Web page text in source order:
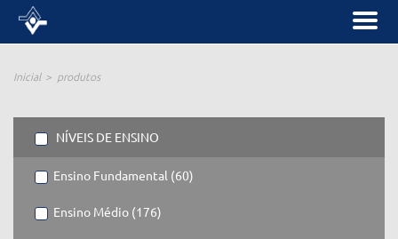
Inicial produtos
NÍVEIS DE ENSINO
Ensino Fundamental (60)
Ensino Médio (176)